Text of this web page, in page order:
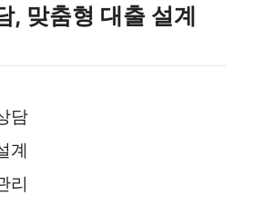
, 맞춤형 대출 설계
담
계
리